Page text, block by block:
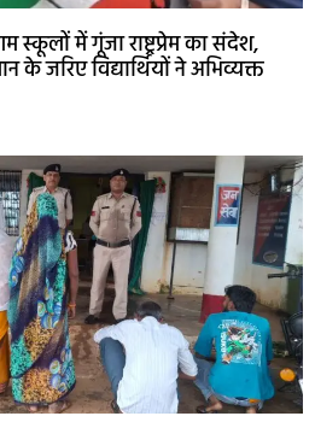
स्कूलों में गूंजा राष्ट्रप्रेम का संदेश,
के जरिए विद्यार्थियों ने अभिव्यक्त